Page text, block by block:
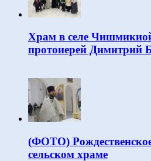
Храм в селе
протоиерей Димитрий
(ФОТО)
сельском храме